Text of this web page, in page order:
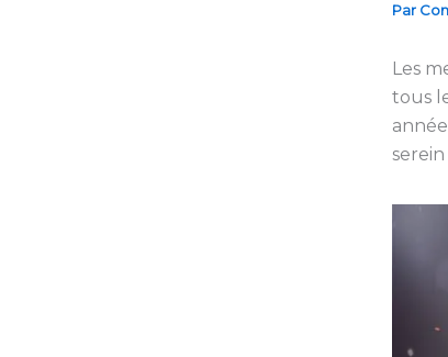
Par
Les
tous